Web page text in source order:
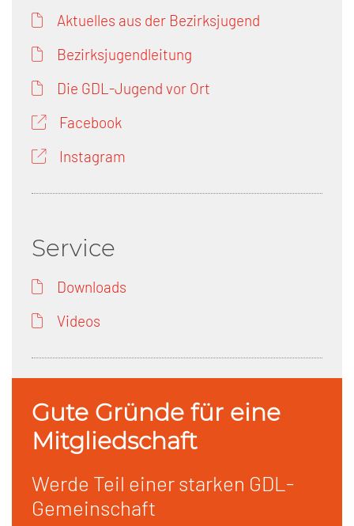
Aktuelles aus der Bezirksjugend
Bezirksjugendleitung
Die GDL-Jugend vor Ort
Facebook
Instagram
Service
Downloads
Videos
Gute Gründe für eine
Mitgliedschaft
Werde Teil einer starken GDL-
Gemeinschaft